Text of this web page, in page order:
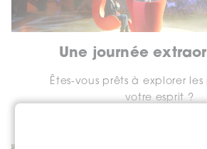
Une journée
Êtes-vous prêts à explorer
votre esprit ?